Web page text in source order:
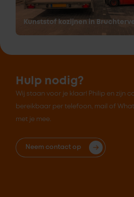
Kunststof kozijnen in
Hulp nodig?
Wij staan voor je klaar! Philip en zijn
bereikbaar per telefoon, mail of
met je mee.
Neem contact op